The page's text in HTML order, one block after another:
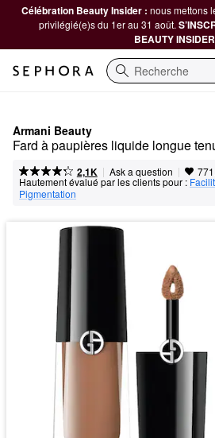
Célébration Beauty Insider : nous mettons
privilégié(e)s du 1er au 31 août.
BEAUTY
Recherche
Armani Beauty
Fard à paupières liquide longue
2,1K | Ask a question |
Hautement évalué par les clients pour :
Pigmentation